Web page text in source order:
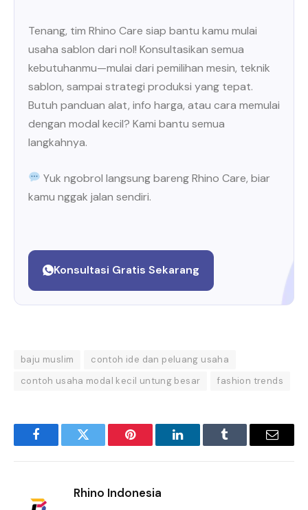
Tenang, tim Rhino Care siap bantu kamu mulai
usaha sablon dari nol! Konsultasikan semua
kebutuhanmu—mulai dari pemilihan mesin, teknik
sablon, sampai strategi produksi yang tepat.
Butuh panduan alat, info harga, atau cara memulai
dengan modal kecil? Kami bantu semua
langkahnya.
Yuk ngobrol langsung bareng Rhino Care, biar
kamu nggak jalan sendiri.
Konsultasi Gratis Sekarang
baju muslim
contoh ide dan peluang usaha
contoh usaha modal kecil untung besar
fashion trends
FacebookTwitter Pinterest LinkedInTumblr Email
Rhino Indonesia